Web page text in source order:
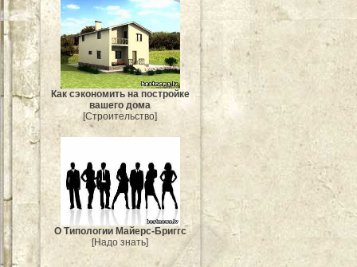
Как сэкономить на постройке
вашего дома
[Строительство]
О Типологии Майерс-Бриггс
[Надо знать]